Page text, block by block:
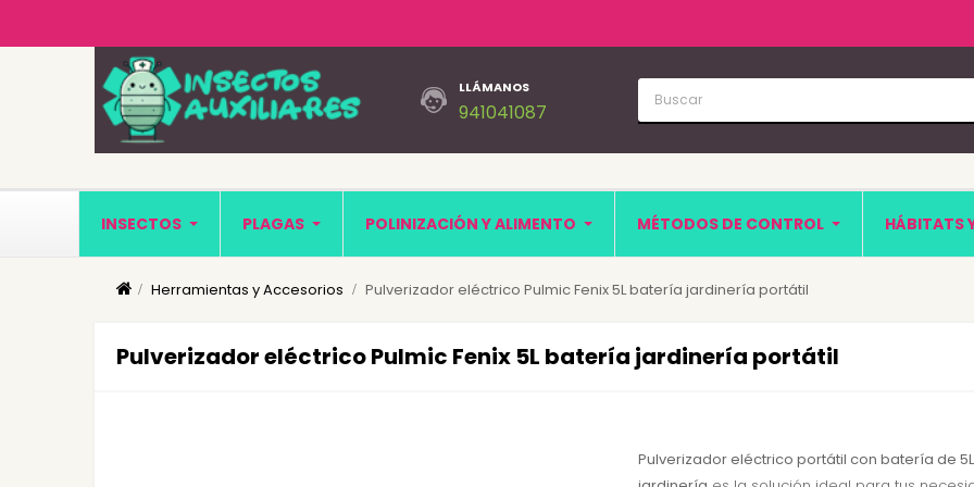
LLÁMANOS
941041087
INSECTOS PLAGAS POLINIZACIÓN Y ALIMENTO MÉTODOS DE CONTROL HÁBITATS
Herramientas y Accesorios Pulverizador eléctrico Pulmic Fenix 5L batería jardinería portátil
Pulverizador eléctrico Pulmic Fenix 5L batería jardinería portátil
Pulverizador eléctrico portátil con batería de